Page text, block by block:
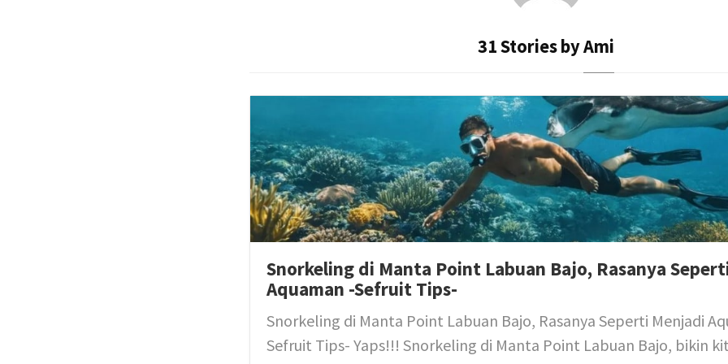
31 Stories byAmi
Snorkeling di Manta Point Labuan Bajo, Rasanya
Aquaman -Sefruit Tips-
Snorkeling di Manta Point Labuan Bajo, Rasanya Seperti Menjadi
Sefruit Tips- Yaps!!! Snorkeling di Manta Point Labuan Bajo, bikin